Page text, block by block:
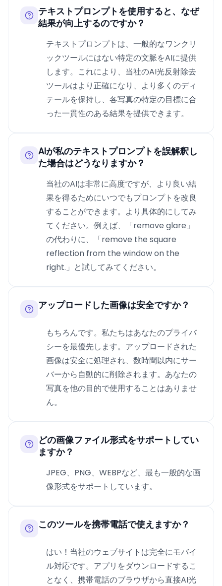
テキストプロンプトを使用すると、なぜ
結果が向上するのですか？
テキストプロンプトは、一般的なワンクリ
ックツールにはない特定の文脈をAIに提供
します。これにより、当社のAI光反射除去
ツールはより正確になり、より多くのディ
テールを保持し、各写真の特定の目標に合
った一貫性のある結果を提供できます。
AIが私のテキストプロンプトを誤解釈し
た場合はどうなりますか？
当社のAIは非常に高度ですが、より良い結
果を得るためにいつでもプロンプトを改良
することができます。より具体的にしてみ
てください。例えば、「remove glare」
の代わりに、「remove the square
reflection from the window on the
right.」と試してみてください。
アップロードした画像は安全ですか？
もちろんです。私たちはあなたのプライバ
シーを最優先します。アップロードされた
画像は安全に処理され、数時間以内にサー
バーから自動的に削除されます。あなたの
写真を他の目的で使用することはありませ
ん。
どの画像ファイル形式をサポートしてい
ますか？
JPEG、PNG、WEBPなど、最も一般的な画
像形式をサポートしています。
このツールを携帯電話で使えますか？
はい！当社のウェブサイトは完全にモバイ
ル対応です。アプリをダウンロードするこ
となく、携帯電話のブラウザから直接AI光